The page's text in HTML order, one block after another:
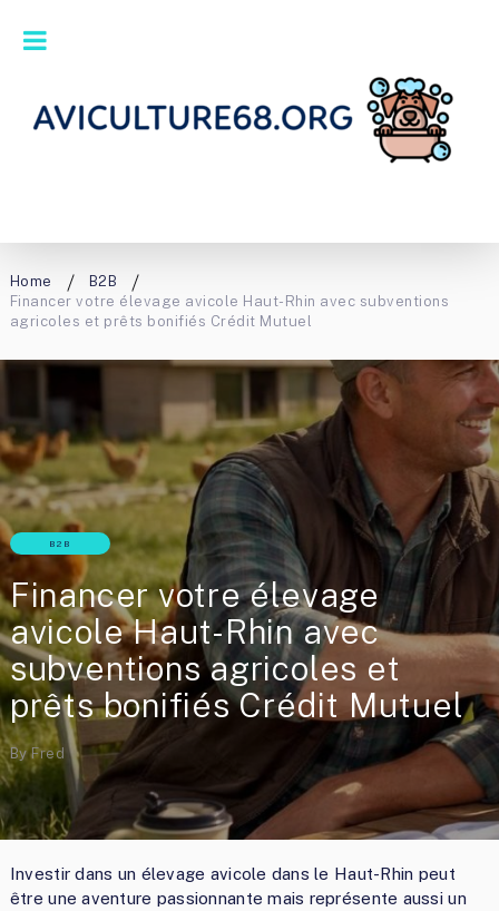
Home
B2B
Financer votre élevage avicole Haut-Rhin avec subventions
agricoles et prêts bonifiés Crédit Mutuel
B2B
Financer votre élevage
avicole Haut-Rhin avec
subventions agricoles et
prêts bonifiés Crédit Mutuel
ByFred
Investir dans un élevage avicole dans le Haut-Rhin peut
être une aventure passionnante mais représente aussi un